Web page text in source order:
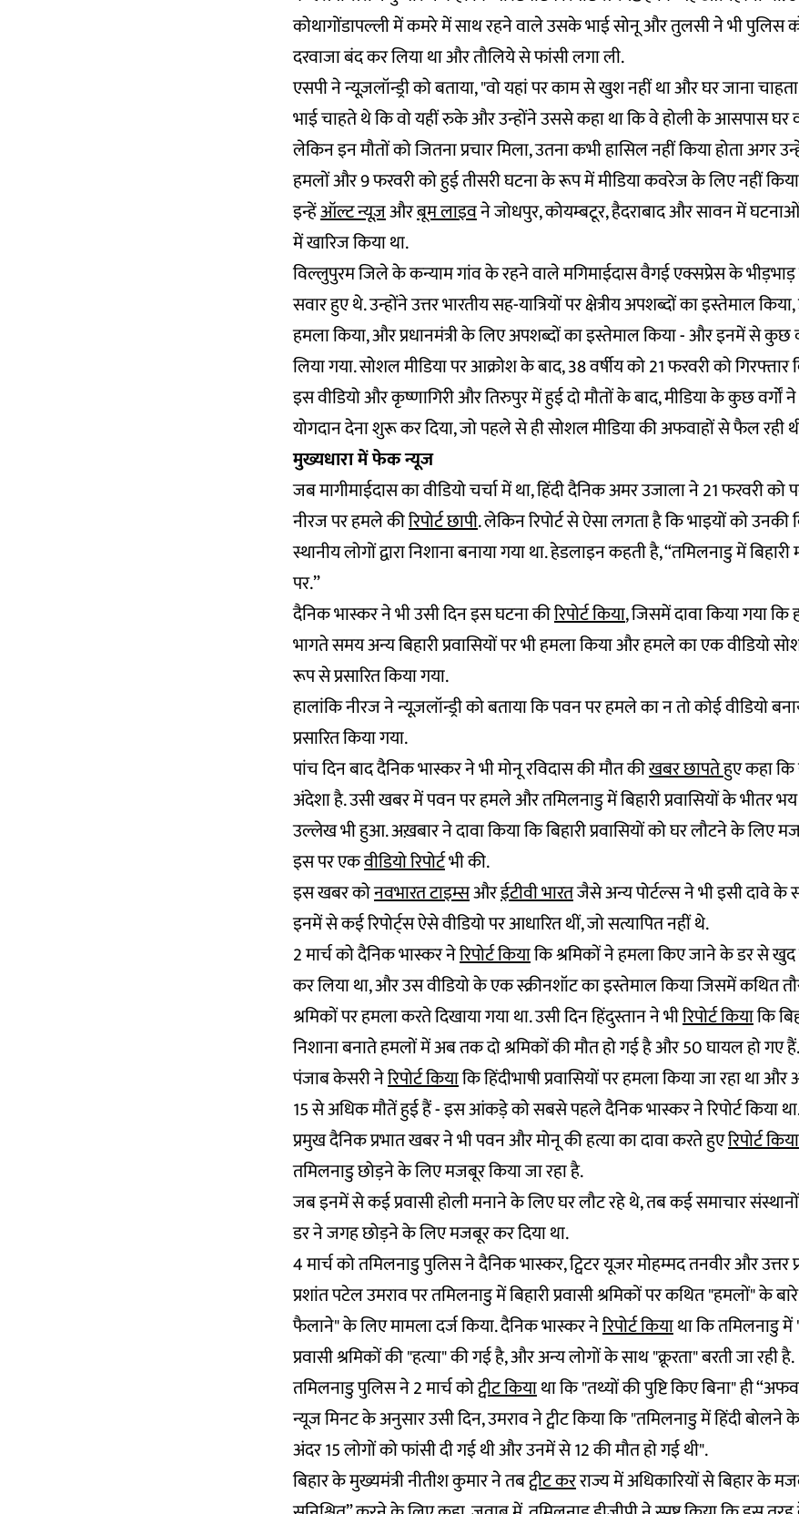
कोथागोंडापल्ली में कमरे में साथ रहने वाले उसके भाई सोनू और तुलसी ने भी पुलिस
दरवाजा बंद कर लिया था और तौलिये से फांसी लगा ली.
एसपी ने न्यूज़लॉन्ड्री को बताया, "वो यहां पर काम से खुश नहीं था और घर जाना
भाई चाहते थे कि वो यहीं रुके और उन्होंने उससे कहा था कि वे होली के आसपास घर
लेकिन इन मौतों को जितना प्रचार मिला, उतना कभी हासिल नहीं किया होता अगर
हमलों और 9 फरवरी को हुई तीसरी घटना के रूप में मीडिया कवरेज के लिए नहीं किया
इन्हेंऑल्ट न्यूज़औरबूम लाइवने जोधपुर, कोयम्बटूर, हैदराबाद और सावन में
में खारिज किया था.
विल्लुपुरम जिले के कन्याम गांव के रहने वाले मगिमाईदास वैगई एक्सप्रेस के
सवार हुए थे. उन्होंने उत्तर भारतीय सह-यात्रियों पर क्षेत्रीय अपशब्दों का इस्तेमाल
हमला किया, और प्रधानमंत्री के लिए अपशब्दों का इस्तेमाल किया - और इनमें से कुछ
लिया गया. सोशल मीडिया पर आक्रोश के बाद, 38 वर्षीय को 21 फरवरी को गिरफ्तार
इस वीडियो और कृष्णागिरी और तिरुपुर में हुई दो मौतों के बाद, मीडिया के कुछ
योगदान देना शुरू कर दिया, जो पहले से ही सोशल मीडिया की अफवाहों से फैल रही
मुख्यधारा में फेक न्यूज
जब मागीमाईदास का वीडियो चर्चा में था, हिंदी दैनिक अमर उजाला ने 21 फरवरी
नीरज पर हमले कीरिपोर्ट छापी. लेकिन रिपोर्ट से ऐसा लगता है कि भाइयों को उनकी
स्थानीय लोगों द्वारा निशाना बनाया गया था. हेडलाइन कहती है, “तमिलनाडु में
पर.”
दैनिक भास्कर ने भी उसी दिन इस घटना कीरिपोर्ट किया, जिसमें दावा किया गया
भागते समय अन्य बिहारी प्रवासियों पर भी हमला किया और हमले का एक वीडियो
रूप से प्रसारित किया गया.
हालांकि नीरज ने न्यूज़लॉन्ड्री को बताया कि पवन पर हमले का न तो कोई वीडियो
प्रसारित किया गया.
पांच दिन बाद दैनिक भास्कर ने भी मोनू रविदास की मौत कीखबर छापतेहुए कहा
अंदेशा है. उसी खबर में पवन पर हमले और तमिलनाडु में बिहारी प्रवासियों के भीतर
उल्लेख भी हुआ. अख़बार ने दावा किया कि बिहारी प्रवासियों को घर लौटने के लिए
इस पर एकवीडियो रिपोर्टभी की.
इस खबर कोनवभारत टाइम्सऔरईटीवी भारतजैसे अन्य पोर्टल्स ने भी इसी दावे के
इनमें से कई रिपोर्ट्स ऐसे वीडियो पर आधारित थीं, जो सत्यापित नहीं थे.
2 मार्च को दैनिक भास्कर नेरिपोर्ट कियाकि श्रमिकों ने हमला किए जाने के डर से
कर लिया था, और उस वीडियो के एक स्क्रीनशॉट का इस्तेमाल किया जिसमें कथित
श्रमिकों पर हमला करते दिखाया गया था. उसी दिन हिंदुस्तान ने भीरिपोर्ट कियाकि
निशाना बनाते हमलों में अब तक दो श्रमिकों की मौत हो गई है और 50 घायल हो गए हैं.
पंजाब केसरी नेरिपोर्ट कियाकि हिंदीभाषी प्रवासियों पर हमला किया जा रहा था
15 से अधिक मौतें हुई हैं - इस आंकड़े को सबसे पहले दैनिक भास्कर ने रिपोर्ट किया
प्रमुख दैनिक प्रभात खबर ने भी पवन और मोनू की हत्या का दावा करते हुएरिपोर्ट किया
तमिलनाडु छोड़ने के लिए मजबूर किया जा रहा है.
जब इनमें से कई प्रवासी होली मनाने के लिए घर लौट रहे थे, तब कई समाचार
डर ने जगह छोड़ने के लिए मजबूर कर दिया था.
4 मार्च को तमिलनाडु पुलिस ने दैनिक भास्कर, ट्विटर यूजर मोहम्मद तनवीर और उत्तर
प्रशांत पटेल उमराव पर तमिलनाडु में बिहारी प्रवासी श्रमिकों पर कथित "हमलों" के
फैलाने" के लिए मामला दर्ज किया. दैनिक भास्कर नेरिपोर्ट कियाथा कि तमिलनाडु में
प्रवासी श्रमिकों की "हत्या" की गई है, और अन्य लोगों के साथ "क्रूरता" बरती जा रही है.
तमिलनाडु पुलिस ने 2 मार्च कोट्वीट कियाथा कि "तथ्यों की पुष्टि किए बिना" ही
न्यूज मिनट के अनुसार उसी दिन, उमराव ने ट्वीट किया कि "तमिलनाडु में हिंदी
अंदर 15 लोगों को फांसी दी गई थी और उनमें से 12 की मौत हो गई थी".
बिहार के मुख्यमंत्री नीतीश कुमार ने तबट्वीट करराज्य में अधिकारियों से बिहार के